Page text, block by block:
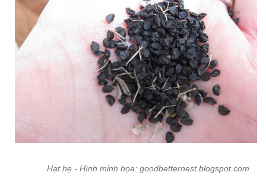
Hạt hẹ - Hình minh họa: goodbetternest.blogspot.com